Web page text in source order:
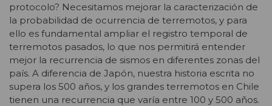
protocolo? Necesitamos mejorar la caracterización de
la probabilidad de ocurrencia de terremotos, y para
ello es fundamental ampliar el registro temporal de
terremotos pasados, lo que nos permitirá entender
mejor la recurrencia de sismos en diferentes zonas del
país. A diferencia de Japón, nuestra historia escrita no
supera los 500 años, y los grandes terremotos en Chile
tienen una recurrencia que varía entre 100 y 500 años.